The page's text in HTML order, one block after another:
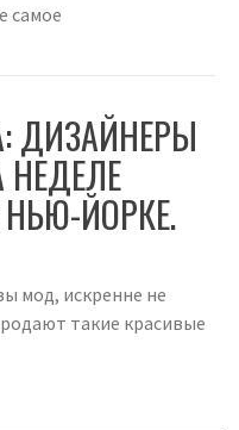
самое
ДИЗАЙНЕРЫ
НЕДЕЛЕ
ЙОРКЕ.
мод, искренне не
такие красивые